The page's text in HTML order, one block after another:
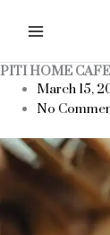
PITI HOME
March 15,
No